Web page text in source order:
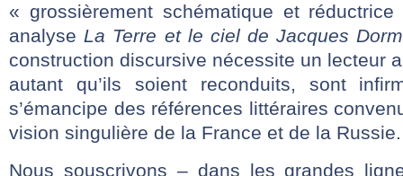
« grossièrement schématique et
analyse La Terre et le ciel de Jacques
construction discursive nécessite un lecteur
autant qu’ils soient reconduits, sont
s’émancipe des références littéraires
vision singulière de la France et de la Russie.
Nous souscrivons – dans les grandes